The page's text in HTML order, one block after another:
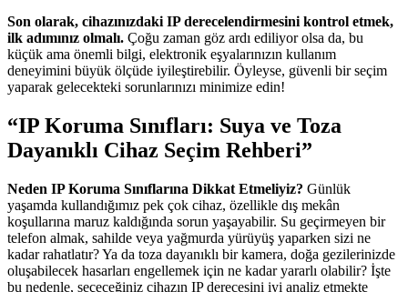
Son olarak, cihazınızdaki IP derecelendirmesini kontrol etmek,
ilk adımınız olmalı. Çoğu zaman göz ardı ediliyor olsa da, bu
küçük ama önemli bilgi, elektronik eşyalarınızın kullanım
deneyimini büyük ölçüde iyileştirebilir. Öyleyse, güvenli bir seçim
yaparak gelecekteki sorunlarınızı minimize edin!
“IP Koruma Sınıfları: Suya ve Toza
Dayanıklı Cihaz Seçim Rehberi”
Neden IP Koruma Sınıflarına Dikkat Etmeliyiz? Günlük
yaşamda kullandığımız pek çok cihaz, özellikle dış mekân
koşullarına maruz kaldığında sorun yaşayabilir. Su geçirmeyen bir
telefon almak, sahilde veya yağmurda yürüyüş yaparken sizi ne
kadar rahatlatır? Ya da toza dayanıklı bir kamera, doğa gezilerinizde
oluşabilecek hasarları engellemek için ne kadar yararlı olabilir? İşte
bu nedenle, seçeceğiniz cihazın IP derecesini iyi analiz etmekte